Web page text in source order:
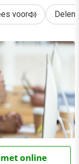
voor Delen
online